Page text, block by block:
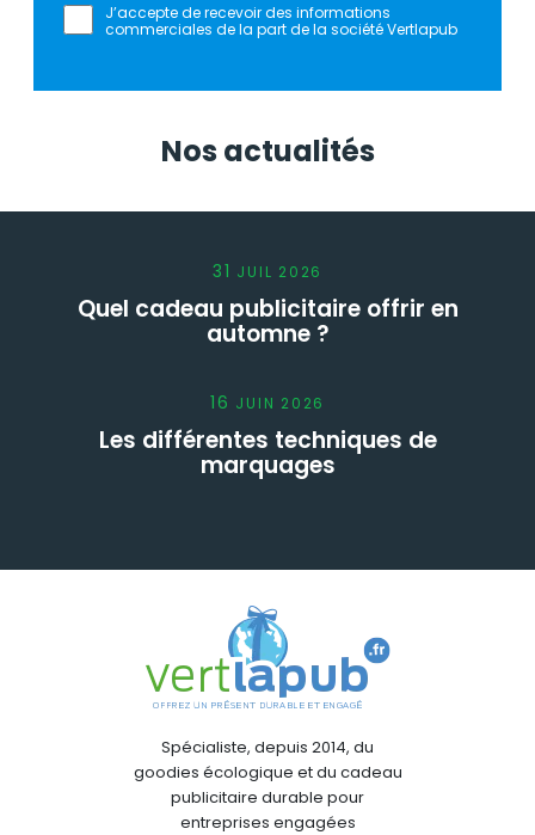
J’accepte de recevoir des informations
commerciales de la part de la société Vertlapub
Nos actualités
31 JUIL 2026
Quel cadeau publicitaire offrir en
automne ?
16 JUIN 2026
Les différentes techniques de
marquages
Spécialiste, depuis 2014, du
goodies écologique et du cadeau
publicitaire durable pour
entreprises engagées